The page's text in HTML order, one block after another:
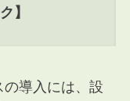
】
導入には、設